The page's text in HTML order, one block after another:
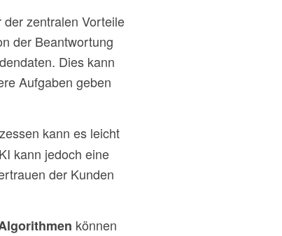
zentralen Vorteile
der Beantwortung
Dies kann
Aufgaben geben
kann es leicht
kann jedoch eine
der Kunden
können